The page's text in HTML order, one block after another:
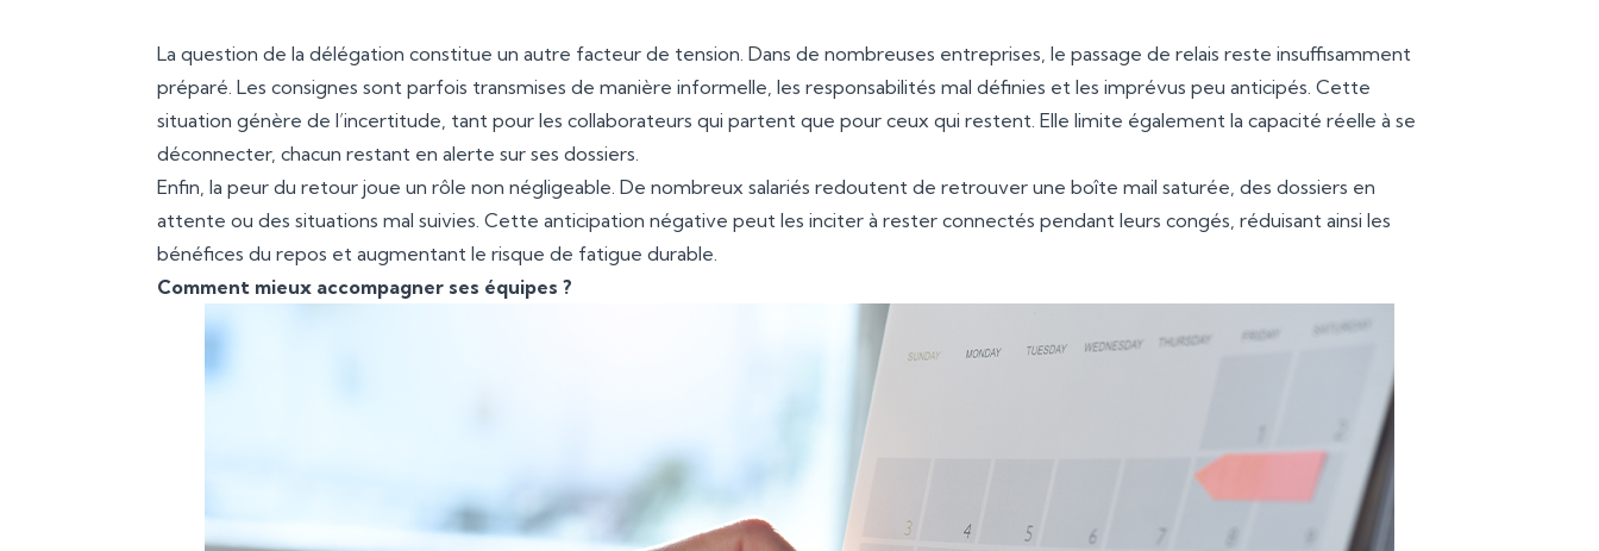
La question de la délégation constitue un autre facteur de tension. Dans de nombreuses entreprises, le passage de relais reste insuffisamment
préparé. Les consignes sont parfois transmises de manière informelle, les responsabilités mal définies et les imprévus peu anticipés. Cette
situation génère de l’incertitude, tant pour les collaborateurs qui partent que pour ceux qui restent. Elle limite également la capacité réelle à se
déconnecter, chacun restant en alerte sur ses dossiers.
Enfin, la peur du retour joue un rôle non négligeable. De nombreux salariés redoutent de retrouver une boîte mail saturée, des dossiers en
attente ou des situations mal suivies. Cette anticipation négative peut les inciter à rester connectés pendant leurs congés, réduisant ainsi les
bénéfices du repos et augmentant le risque de fatigue durable.
Comment mieux accompagner ses équipes ?